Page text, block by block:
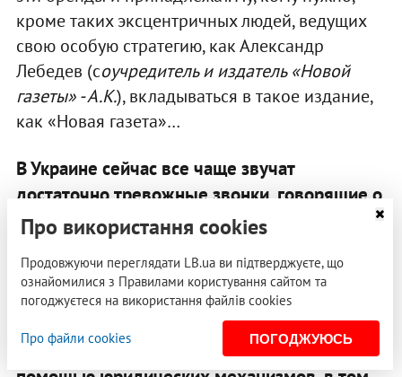
кроме таких эксцентричных людей, ведущих
свою особую стратегию, как Александр
Лебедев (соучредитель и издатель «Новой
газеты» - А.К.), вкладываться в такое издание,
как «Новая газета»…
В Украине сейчас все чаще звучат
достаточно тревожные звонки, говорящие о
том, что новую команду не устраивает
нынешнее состояние со свободой слова.
Наиболее показательной является ситуация
с тремя телекомпаниями. В принципе,
налицо все то, о чем ты рассказал. Одну
телекомпанию душат экономически, а две с
Про використання cookies
Продовжуючи переглядати LB.ua ви підтверджуєте, що
ознайомилися з Правилами користування сайтом та
погоджуєтеся на використання файлів cookies
Про файли cookies ПОГОДЖУЮСЬ